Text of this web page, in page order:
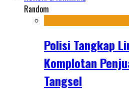
Random
Polisi Tangkap
Komplotan
Tangsel